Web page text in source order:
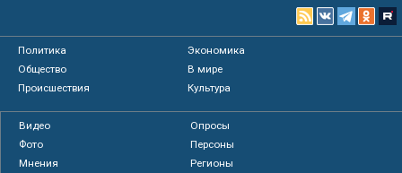
Политика
Экономика
Общество
В мире
Происшествия
Культура
Видео
Опросы
Фото
Персоны
Мнения
Регионы